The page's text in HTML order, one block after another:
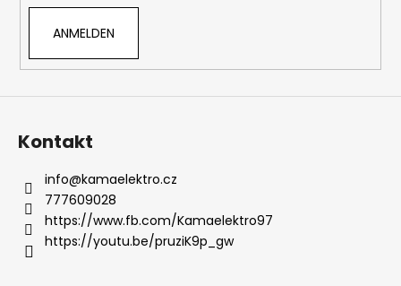
r
ANMELDEN
Kontakt
info@kamaelektro.cz
777609028
https://www.fb.com/Kamaelektro97
https://youtu.be/pruziK9p_gw